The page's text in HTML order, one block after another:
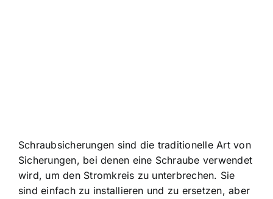
Schraubsicherungen sind die traditionelle Art von
Sicherungen, bei denen eine Schraube verwendet
wird, um den Stromkreis zu unterbrechen. Sie
sind einfach zu installieren und zu ersetzen, aber